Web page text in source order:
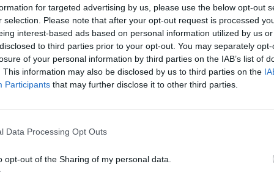
for targeted advertising by us, please use the below opt-out
selection. Please note that after your opt-out request is processed
interest-based ads based on personal information utilized by us
to third parties prior to your opt-out. You may separately
of your personal information by third parties on the IAB’s list of
This information may also be disclosed by us to third parties on the
Participants that may further disclose it to other third parties.
Data Processing Opt Outs
opt-out of the Sharing of my personal data.
leeftijd algehele tevredenheid
4 5 6 7